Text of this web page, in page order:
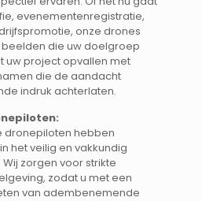
evenementenregistratie,
onze drones
die uw doelgroep
uw project opvallen met
die de aandacht
indruk achterlaten.
dronepiloten hebben
het veilig en vakkundig
zorgen voor strikte
zodat u met een
van adembenemende